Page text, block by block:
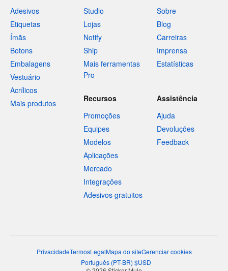
Adesivos
Etiquetas
Ímãs
Botons
Embalagens
Vestuário
Acrílicos
Mais produtos
Studio
Lojas
Notify
Ship
Mais ferramentas
Pro
Sobre
Blog
Carreiras
Imprensa
Estatísticas
Recursos
Promoções
Equipes
Modelos
Aplicações
Mercado
Integrações
Adesivos gratuitos
Assistência
Ajuda
Devoluções
Feedback
PrivacidadeTermosLegalMapa do siteGerenciar cookies
Português (PT-BR) $USD